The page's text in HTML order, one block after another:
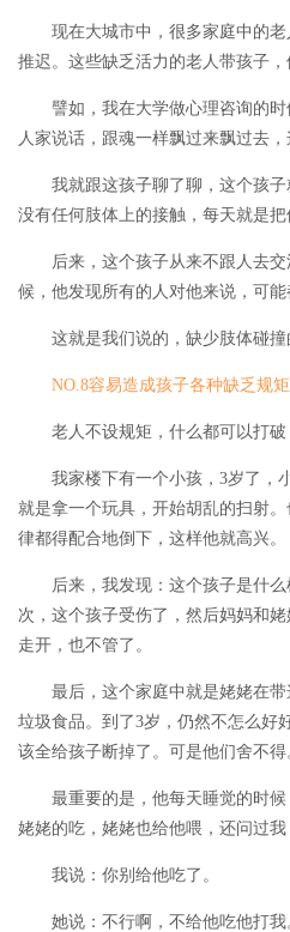
现在大城市中，很多家庭中的老
推迟。这些缺乏活力的老人带孩子
譬如，我在大学做心理咨询的时
人家说话，跟魂一样飘过来飘过去
我就跟这孩子聊了聊，这个孩子
没有任何肢体上的接触，每天就是
后来，这个孩子从来不跟人去交
候，他发现所有的人对他来说，可能
这就是我们说的，缺少肢体碰撞
NO.8容易造成孩子各种缺乏规矩
老人不设规矩，什么都可以打破
我家楼下有一个小孩，3岁了，小
就是拿一个玩具，开始胡乱的扫射
律都得配合地倒下，这样他就高兴。
后来，我发现：这个孩子是什么
次，这个孩子受伤了，然后妈妈和
走开，也不管了。
最后，这个家庭中就是姥姥在带
垃圾食品。到了3岁，仍然不怎么好
该全给孩子断掉了。可是他们舍不
最重要的是，他每天睡觉的时候
姥姥的吃，姥姥也给他喂，还问过我
我说：你别给他吃了。
她说：不行啊，不给他吃他打我